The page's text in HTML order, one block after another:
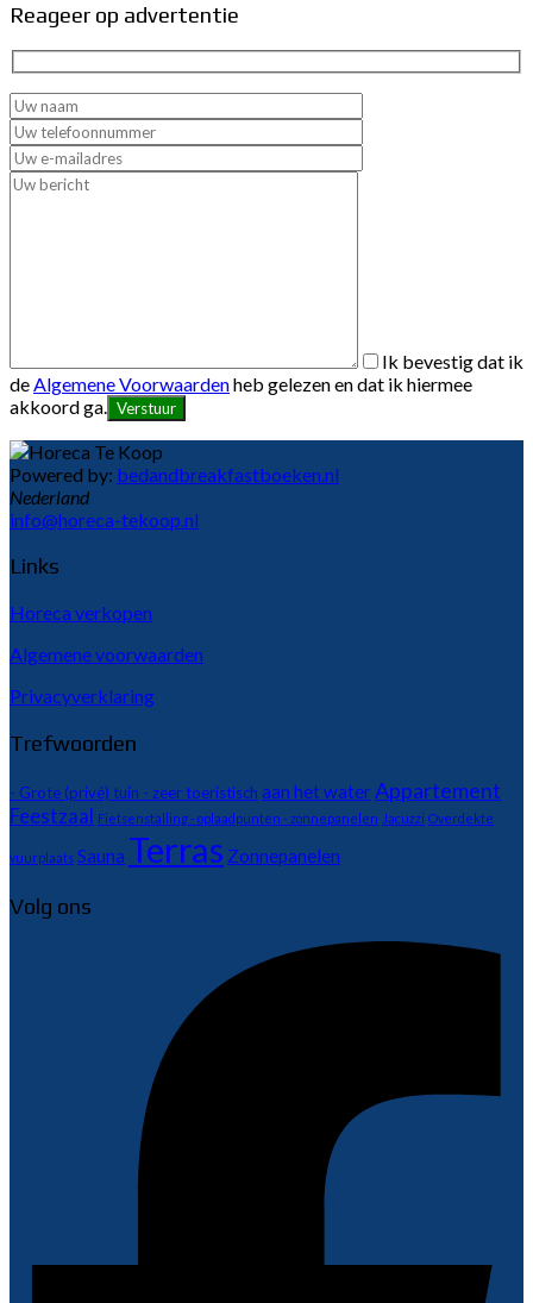
Reageer op advertentie
Ik bevestig dat ik
de Algemene Voorwaardenheb gelezen en dat ik hiermee
akkoord ga.
Powered by: bedandbreakfastboeken.nl
Nederland
info@horeca-tekoop.nl
Links
Horeca verkopen
Algemene voorwaarden
Privacyverklaring
Trefwoorden
- Grote (privé) tuin - zeer toeristisch aan het waterAppartement
Feestzaal Fietsenstalling - oplaadpunten - zonnepanelen Jacuzzi Overdekte
vuurplaats Sauna Terras Zonnepanelen
Volg ons